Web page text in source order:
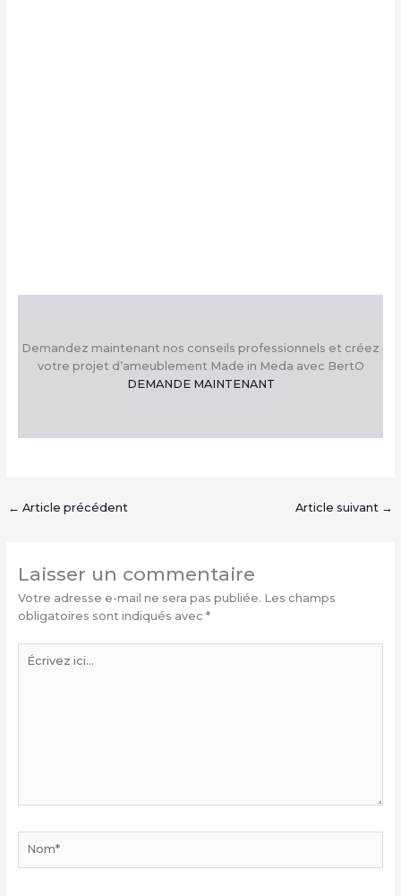
Demandez maintenant nos conseils professionnels et créez
votre projet d’ameublement Made in Meda avec BertO
DEMANDE MAINTENANT
← Article précédent Article suivant →
Laisser un commentaire
Votre adresse e-mail ne sera pas publiée. Les champs
obligatoires sont indiqués avec *
ici…